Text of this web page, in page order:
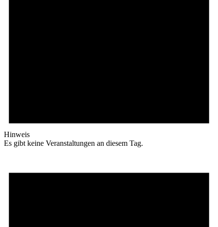
Hinweis
Es gibt keine Veranstaltungen an diesem Tag.